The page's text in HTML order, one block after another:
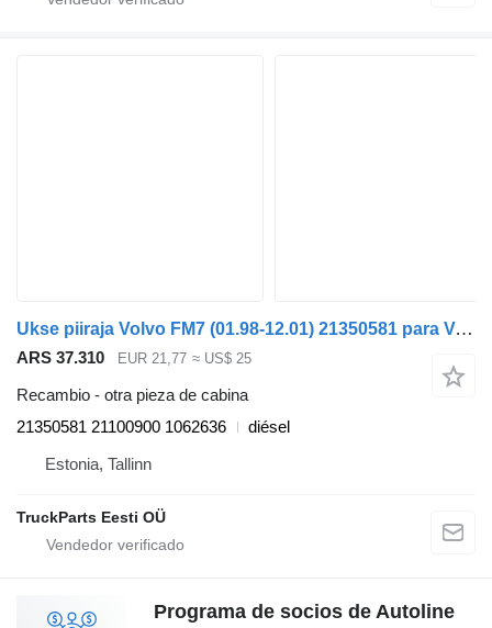
Ukse piiraja Volvo FM7 (01.98-12.01) 21350581 para Volvo FM7-FM12, FM, FMX (1998-2014) cabeza tractora
ARS 37.310 EUR 21,77 ≈ US$ 25
Recambio - otra pieza de cabina
21350581 21100900 1062636
diésel
Estonia, Tallinn
TruckParts Eesti OÜ
Programa de socios de Autoline